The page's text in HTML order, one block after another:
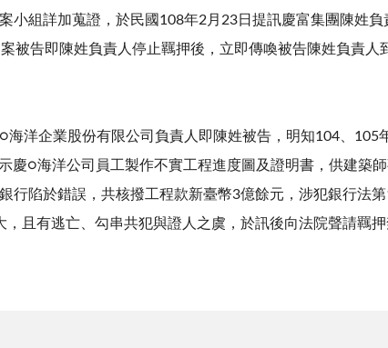
組詳加蒐證，於民國108年2月23日提訊慶富集團陳姓負
被告即陳姓負責人停止羈押後，立即傳喚被告陳姓負責人
洋企業股份有限公司負責人即陳姓被告，明知104、105
慶○海洋公司員工製作不實工程進度圖及證明書，供建築
行陷於錯誤，共核撥工程款新臺幣3億餘元，涉犯銀行法
且有逃亡、勾串共犯與證人之虞，於訊後向法院聲請羈押